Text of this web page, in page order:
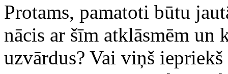
Protams, pamatoti būtu
nācis ar šīm atklāsmēm un
uzvārdus? Vai viņš